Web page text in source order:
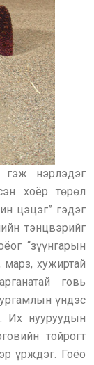
гэж нэрлэдэг
хоёр төрөл
цэцэг” гэдэг
тэнцвэрийг
“зүүнгарын
марз, хужиртай
говь
ургамлын үндэс
Их нууруудын
тойрогт
үрждэг. Гоёо